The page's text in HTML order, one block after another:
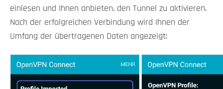
einlesen und Ihnen anbieten, den Tunnel zu aktivieren.
Nach der erfolgreichen Verbindung wird Ihnen der
Umfang der übertragenen Daten angezeigt: